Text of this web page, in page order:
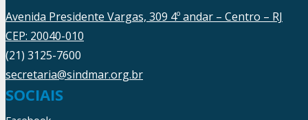
Avenida Presidente Vargas, 309 4º andar – Centro – RJ
CEP: 20040-010
(21) 3125-7600
secretaria@sindmar.org.br
SOCIAIS